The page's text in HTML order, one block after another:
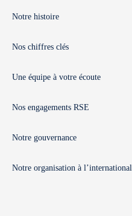
Notre histoire
Nos chiffres clés
Une équipe à votre écoute
Nos engagements RSE
Notre gouvernance
Notre organisation à l’international